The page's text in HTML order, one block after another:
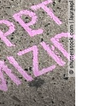
© shutterstock.com | lauraapl